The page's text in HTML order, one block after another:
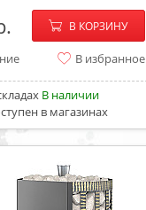
− +
В КОРЗИНУ
В избранное
В наличии
в магазинах